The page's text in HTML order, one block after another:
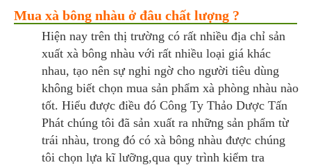
Mua xà bông nhàu ở đâu chất lượng ?
Hiện nay trên thị trường có rất nhiều địa chỉ sản
xuất xà bông nhàu với rất nhiều loại giá khác
nhau, tạo nên sự nghi ngờ cho người tiêu dùng
không biết chọn mua sản phẩm xà phòng nhàu nào
tốt. Hiểu được điều đó Công Ty Thảo Dược Tấn
Phát chúng tôi đã sản xuất ra những sản phẩm từ
trái nhàu, trong đó có xà bông nhàu được chúng
tôi chọn lựa kĩ lưỡng,qua quy trình kiểm tra